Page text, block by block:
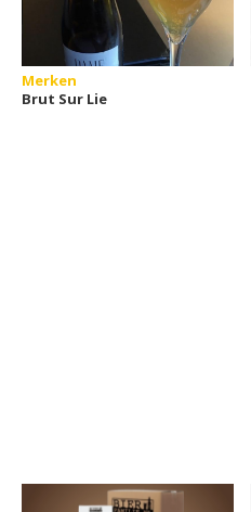
Merken
Brut Sur Lie